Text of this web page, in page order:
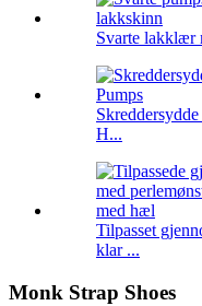
Svarte lakklær
H...
Tilpasset
klar ...
Monk Strap Shoes